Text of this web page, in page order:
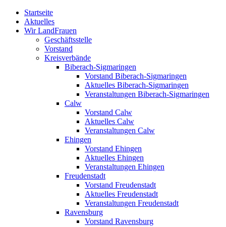
Zum
Inhalt
springen
Startseite
Aktuelles
Wir LandFrauen
Geschäftsstelle
Vorstand
Kreisverbände
Biberach-Sigmaringen
Vorstand Biberach-Sigmaringen
Aktuelles Biberach-Sigmaringen
Veranstaltungen Biberach-Sigmaringen
Calw
Vorstand Calw
Aktuelles Calw
Veranstaltungen Calw
Ehingen
Vorstand Ehingen
Aktuelles Ehingen
Veranstaltungen Ehingen
Freudenstadt
Vorstand Freudenstadt
Aktuelles Freudenstadt
Veranstaltungen Freudenstadt
Ravensburg
Vorstand Ravensburg